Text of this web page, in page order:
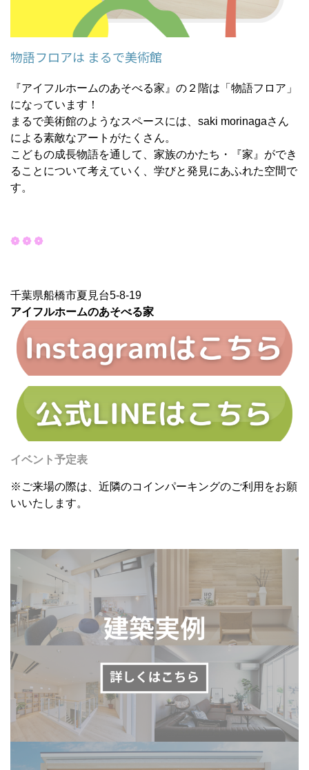
物語フロアは まるで美術館
『アイフルホームのあそべる家』の２階は「物語フロア」
になっています！
まるで美術館のようなスペースには、saki morinagaさん
による素敵なアートがたくさん。
こどもの成長物語を通して、家族のかたち・『家』ができ
ることについて考えていく、学びと発見にあふれた空間で
す。
❁ ❁ ❁
千葉県船橋市夏見台5-8-19
アイフルホームのあそべる家
イベント予定表
※ご来場の際は、近隣のコインパーキングのご利用をお願
いいたします。